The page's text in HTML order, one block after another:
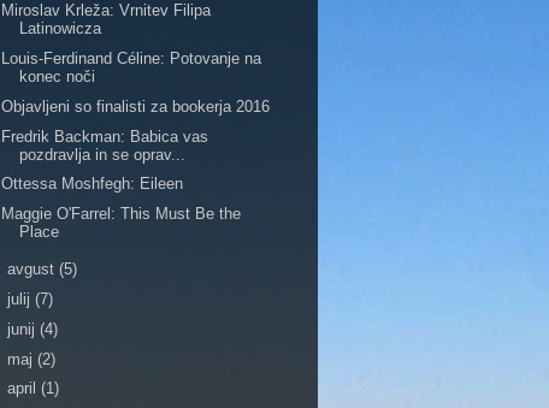
Miroslav Krleža: Vrnitev Filipa
Latinowicza
Louis-Ferdinand Céline: Potovanje na
konec noči
Objavljeni so finalisti za bookerja 2016
Fredrik Backman: Babica vas
pozdravlja in se oprav...
Ottessa Moshfegh: Eileen
Maggie O'Farrel: This Must Be the
Place
avgust (5)
julij (7)
junij (4)
maj (2)
april (1)